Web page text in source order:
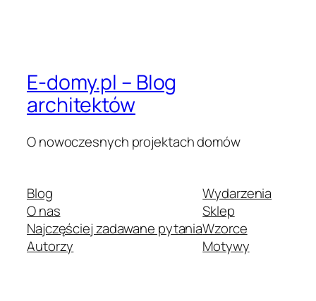
E-domy.pl – Blog
architektów
O nowoczesnych projektach domów
Blog
O nas
Najczęściej zadawane pytania
Autorzy
Wydarzenia
Sklep
Wzorce
Motywy